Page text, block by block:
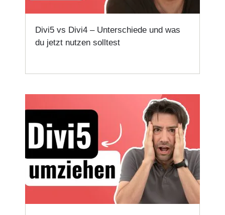
Divi5 vs Divi4 – Unterschiede und was
du jetzt nutzen solltest